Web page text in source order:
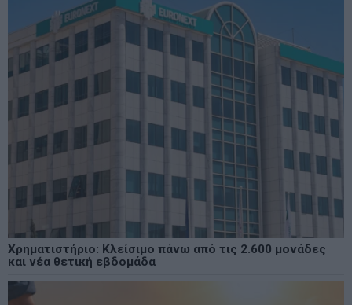
Χρηματιστήριο: Κλείσιμο πάνω από τις 2.600 μονάδες
και νέα θετική εβδομάδα